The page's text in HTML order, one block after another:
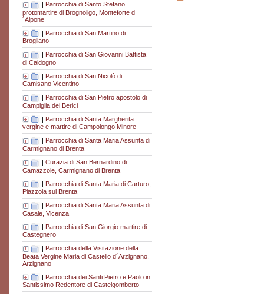
| Parrocchia di Santo Stefano
protomartire di Brognoligo, Monteforte d
´Alpone
| Parrocchia di San Martino di
Brogliano
Parrocchia di San Giovanni Battista
di Caldogno
| Parrocchia di San Nicolò di
Camisano Vicentino
Parrocchia di San Pietro apostolo di
Campiglia dei Berici
| Parrocchia di Santa Margherita
vergine e martire di Campolongo Minore
Parrocchia di Santa Maria Assunta di
Carmignano di Brenta
| Curazia di San Bernardino di
Camazzole, Carmignano di Brenta
| Parrocchia di Santa Maria di Carturo,
Piazzola sul Brenta
| Parrocchia di Santa Maria Assunta di
Casale, Vicenza
| Parrocchia di San Giorgio martire di
Castegnero
| Parrocchia della Visitazione della
Beata Vergine Maria di Castello d´Arzignano,
Arzignano
| Parrocchia dei Santi Pietro e Paolo in
Santissimo Redentore di Castelgomberto